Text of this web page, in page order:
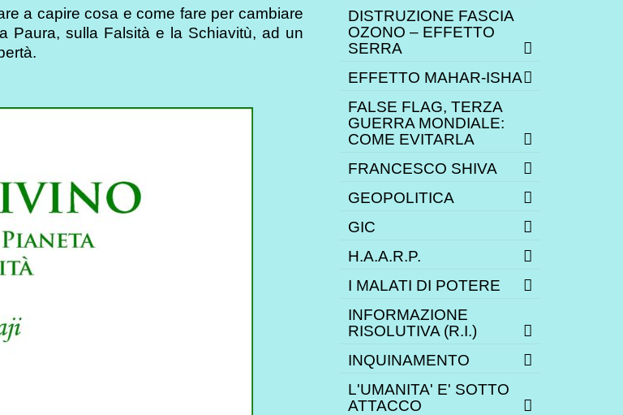
a capire cosa e come fare per cambiare
Paura, sulla Falsità e la Schiavitù, ad un
DISTRUZIONE FASCIA
OZONO – EFFETTO
SERRA
EFFETTO MAHAR-ISHA
FALSE FLAG, TERZA
GUERRA MONDIALE:
COME EVITARLA
FRANCESCO SHIVA
GEOPOLITICA
GIC
H.A.A.R.P.
I MALATI DI POTERE
INFORMAZIONE
RISOLUTIVA (R.I.)
INQUINAMENTO
L'UMANITA' E' SOTTO
ATTACCO